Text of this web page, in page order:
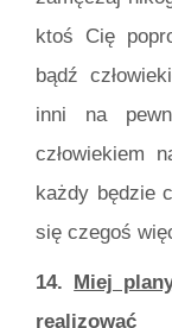
ktoś Cię
bądź
inni na
człowiekiem
każdy będzie
się czegoś
14. Miej
realizować